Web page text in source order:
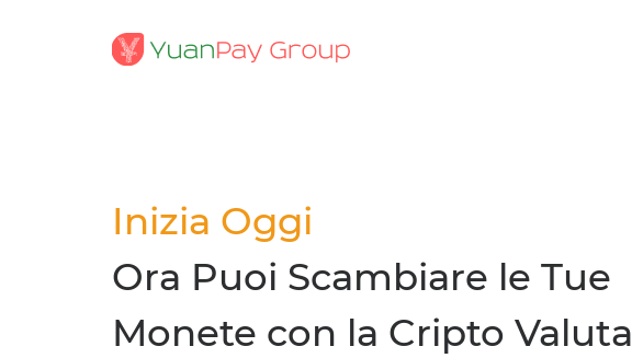
Inizia Oggi
Ora Puoi Scambiare le Tue
Monete con la Cripto Valuta